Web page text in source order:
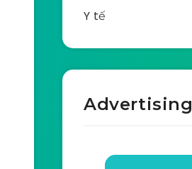
Y tế
Advertising